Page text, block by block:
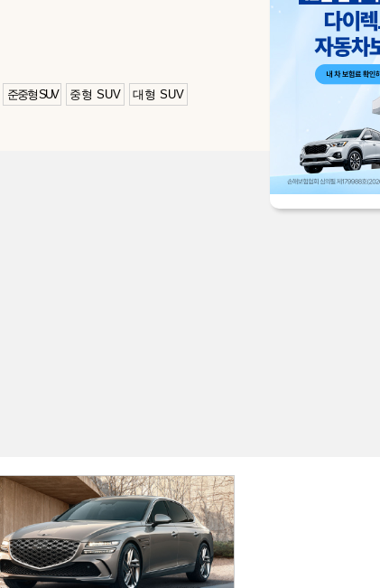
준중형 SUV 중형 SUV
대형 SUV